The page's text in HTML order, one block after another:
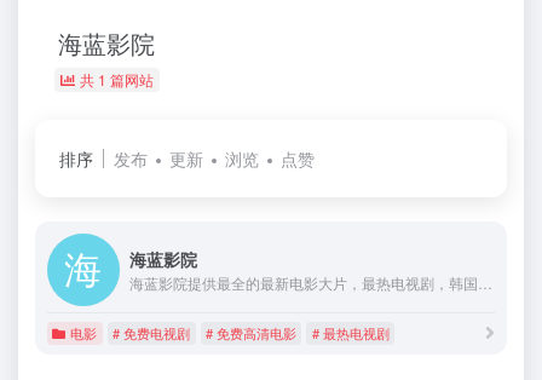
海蓝影院
共 1 篇网站
排序 发布 更新 浏览 点赞
海蓝影院
电影 # 免费电视剧 # 免费高清电影 # 最热电视剧